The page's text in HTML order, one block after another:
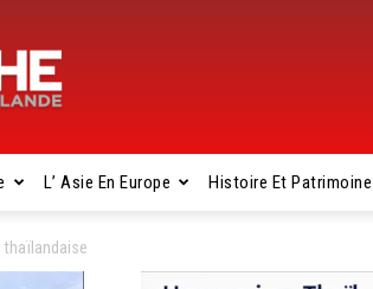
L’ Asie En Europe Histoire Et Patrimoine
thaïlandaise